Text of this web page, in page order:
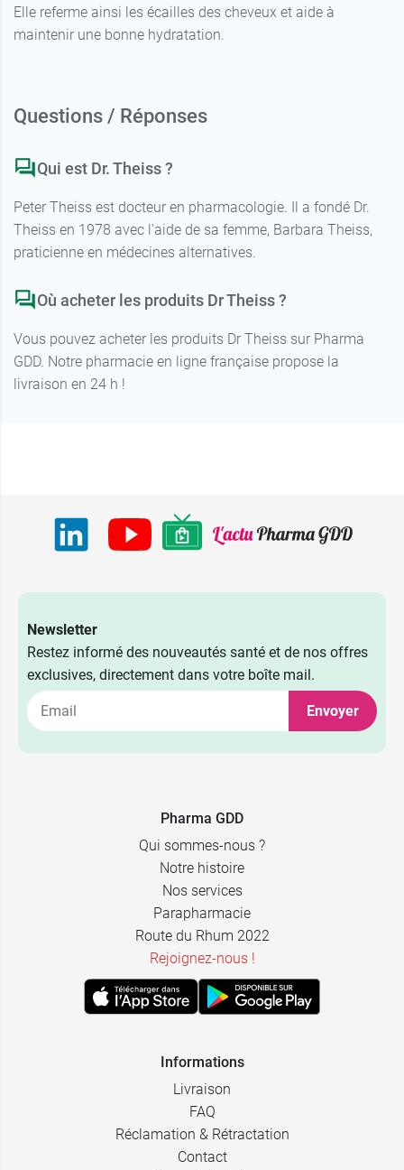
Elle referme ainsi les écailles des cheveux et aide à
maintenir une bonne hydratation.
Questions / Réponses
Qui est Dr. Theiss ?
Peter Theiss est docteur en pharmacologie. Il a fondé Dr.
Theiss en 1978 avec l'aide de sa femme, Barbara Theiss,
praticienne en médecines alternatives.
Où acheter les produits Dr Theiss ?
Vous pouvez acheter les produits Dr Theiss sur Pharma
GDD. Notre pharmacie en ligne française propose la
livraison en 24 h !
Newsletter
Restez informé des nouveautés santé et de nos offres
exclusives, directement dans votre boîte mail.
Envoyer
Pharma GDD
Qui sommes-nous ?
Notre histoire
Nos services
Parapharmacie
Route du Rhum 2022
Rejoignez-nous !
Informations
Livraison
FAQ
Réclamation & Rétractation
Contact